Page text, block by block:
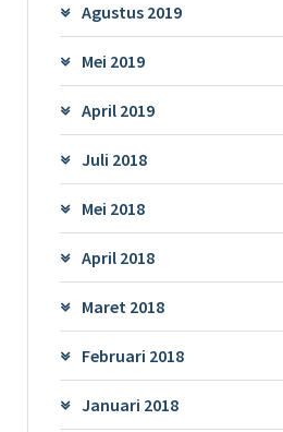
Agustus 2019
Mei 2019
April 2019
Juli 2018
Mei 2018
April 2018
Maret 2018
Februari 2018
Januari 2018